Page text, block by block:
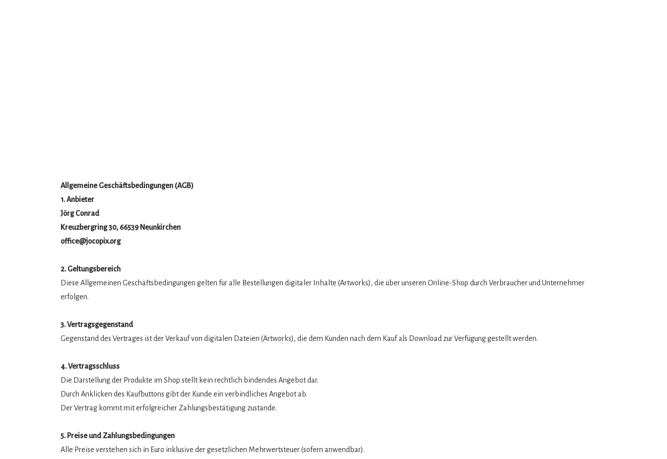
Allgemeine Geschäftsbedingungen (AGB)
1. Anbieter
Jörg Conrad
Kreuzbergring 30, 66539 Neunkirchen
office@jocopix.org
2. Geltungsbereich
Diese Allgemeinen Geschäftsbedingungen gelten für alle Bestellungen digitaler Inhalte (Artworks), die über unseren Online-Shop durch Verbraucher und Unternehmer
erfolgen.
3. Vertragsgegenstand
Gegenstand des Vertrages ist der Verkauf von digitalen Dateien (Artworks), die dem Kunden nach dem Kauf als Download zur Verfügung gestellt werden.
4. Vertragsschluss
Die Darstellung der Produkte im Shop stellt kein rechtlich bindendes Angebot dar.
Durch Anklicken des Kaufbuttons gibt der Kunde ein verbindliches Angebot ab.
Der Vertrag kommt mit erfolgreicher Zahlungsbestätigung zustande.
5. Preise und Zahlungsbedingungen
Alle Preise verstehen sich in Euro inklusive der gesetzlichen Mehrwertsteuer (sofern anwendbar).